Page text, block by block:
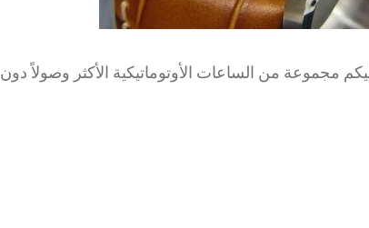
مجموعة من الساعات الأوتوماتيكية الأكثر وصولاً دون